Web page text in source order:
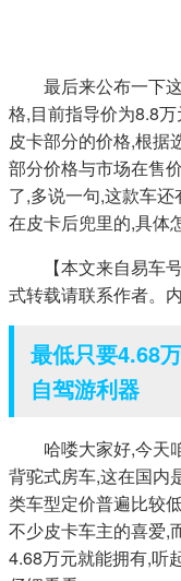
最后来公布一下
格,目前指导价为8.8
皮卡部分的价格,根据
部分价格与市场在售
了,多说一句,这款车
在皮卡后兜里的,具体
【本文来自易车
式转载请联系作者。
最低只要4.68
自驾游利器
哈喽大家好,今天
背驼式房车,这在国内
类车型定价普遍比较
不少皮卡车主的喜爱,
4.68万元就能拥有,听